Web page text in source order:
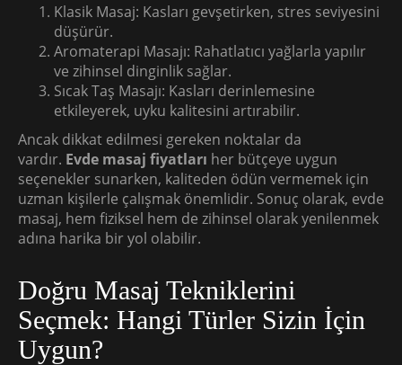
Klasik Masaj: Kasları gevşetirken, stres seviyesini
düşürür.
Aromaterapi Masajı: Rahatlatıcı yağlarla yapılır
ve zihinsel dinginlik sağlar.
Sıcak Taş Masajı: Kasları derinlemesine
etkileyerek, uyku kalitesini artırabilir.
Ancak dikkat edilmesi gereken noktalar da
vardır. Evde masaj fiyatları her bütçeye uygun
seçenekler sunarken, kaliteden ödün vermemek için
uzman kişilerle çalışmak önemlidir. Sonuç olarak, evde
masaj, hem fiziksel hem de zihinsel olarak yenilenmek
adına harika bir yol olabilir.
Doğru Masaj Tekniklerini
Seçmek: Hangi Türler Sizin İçin
Uygun?